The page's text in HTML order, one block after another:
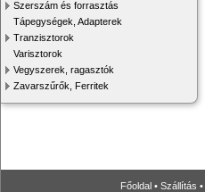
Szerszám és forrasztás
Tápegységek, Adapterek
Tranzisztorok
Varisztorok
Vegyszerek, ragasztók
Zavarszűrők, Ferritek
Főoldal • Szállítás •